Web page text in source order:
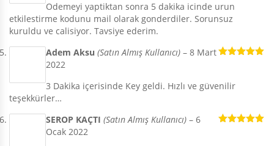
Odemeyi yaptiktan sonra 5 dakika icinde urun
etkilestirme kodunu mail olarak gonderdiler. Sorunsuz
kuruldu ve calisiyor. Tavsiye ederim.
Adem Aksu (Satın Almış Kullanıcı) – 8 Mart
2022
3 Dakika içerisinde Key geldi. Hızlı ve güvenilir
teşekkürler…
SEROP KAÇTI (Satın Almış Kullanıcı) – 6
Ocak 2022